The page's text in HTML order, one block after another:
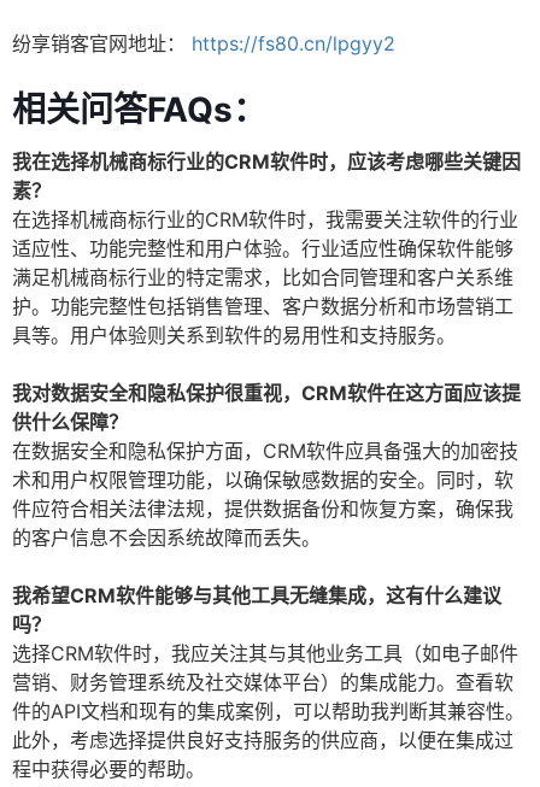
纷享销客官网地址： https://fs80.cn/lpgyy2
相关问答FAQs：
我在选择机械商标行业的CRM软件时，应该考虑哪些关键因
素？
在选择机械商标行业的CRM软件时，我需要关注软件的行业
适应性、功能完整性和用户体验。行业适应性确保软件能够
满足机械商标行业的特定需求，比如合同管理和客户关系维
护。功能完整性包括销售管理、客户数据分析和市场营销工
具等。用户体验则关系到软件的易用性和支持服务。
我对数据安全和隐私保护很重视，CRM软件在这方面应该提
供什么保障？
在数据安全和隐私保护方面，CRM软件应具备强大的加密技
术和用户权限管理功能，以确保敏感数据的安全。同时，软
件应符合相关法律法规，提供数据备份和恢复方案，确保我
的客户信息不会因系统故障而丢失。
我希望CRM软件能够与其他工具无缝集成，这有什么建议
吗？
选择CRM软件时，我应关注其与其他业务工具（如电子邮件
营销、财务管理系统及社交媒体平台）的集成能力。查看软
件的API文档和现有的集成案例，可以帮助我判断其兼容性。
此外，考虑选择提供良好支持服务的供应商，以便在集成过
程中获得必要的帮助。